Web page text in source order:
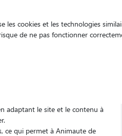
cookies et les technologies
de ne pas fonctionner
adaptant le site et le contenu à
ce qui permet à Animaute de